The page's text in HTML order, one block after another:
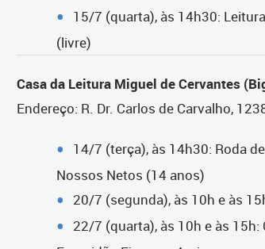
15/7 (quarta), às 14h30:
(livre)
Casa da Leitura Miguel de Cervantes
Endereço: R. Dr. Carlos de Carvalho,
14/7 (terça), às 14h30: Roda
Nossos Netos (14 anos)
20/7 (segunda), às 10h e às
22/7 (quarta), às 10h e às 15h: